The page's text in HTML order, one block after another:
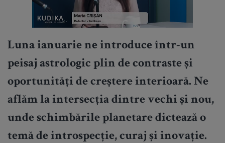
Luna ianuarie ne introduce într-un
peisaj astrologic plin de contraste și
oportunități de creștere interioară. Ne
aflăm la intersecția dintre vechi și nou,
unde schimbările planetare dictează o
temă de introspecție, curaj și inovație.